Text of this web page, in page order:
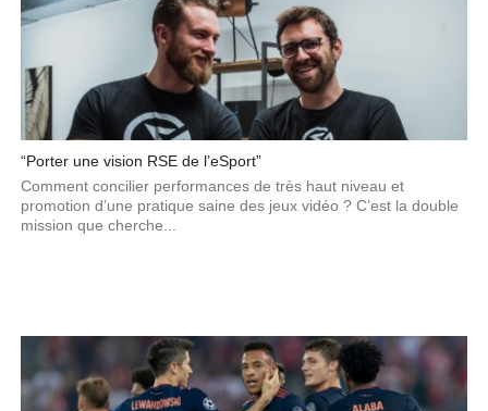
“Porter une vision RSE de l’eSport”
Comment concilier performances de très haut niveau et
promotion d’une pratique saine des jeux vidéo ? C’est la double
mission que cherche...